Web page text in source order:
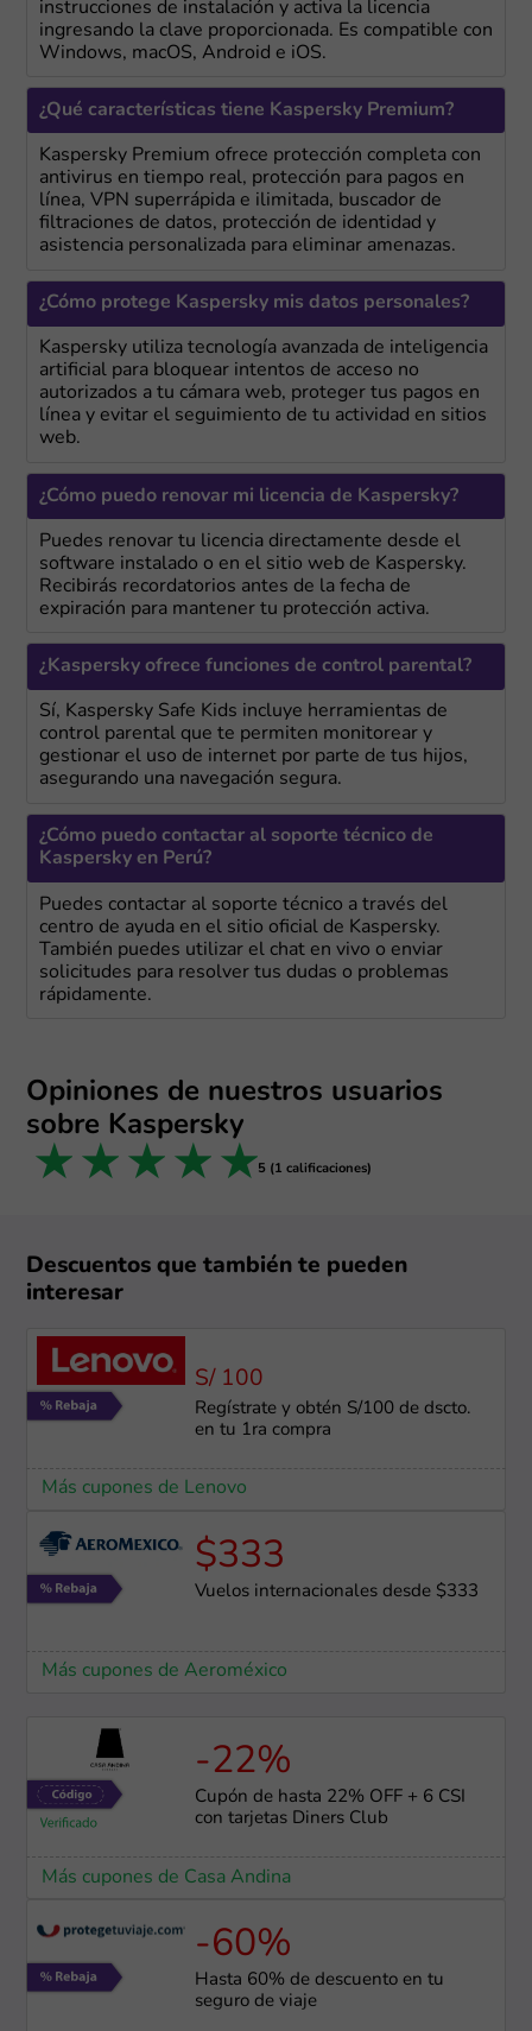
instrucciones de instalación y activa la licencia
ingresando la clave proporcionada. Es compatible con
Windows, macOS, Android e iOS.
¿Qué características tiene Kaspersky Premium?
Kaspersky Premium ofrece protección completa con
antivirus en tiempo real, protección para pagos en
línea, VPN superrápida e ilimitada, buscador de
filtraciones de datos, protección de identidad y
asistencia personalizada para eliminar amenazas.
¿Cómo protege Kaspersky mis datos personales?
Kaspersky utiliza tecnología avanzada de inteligencia
artificial para bloquear intentos de acceso no
autorizados a tu cámara web, proteger tus pagos en
línea y evitar el seguimiento de tu actividad en sitios
web.
¿Cómo puedo renovar mi licencia de Kaspersky?
Puedes renovar tu licencia directamente desde el
software instalado o en el sitio web de Kaspersky.
Recibirás recordatorios antes de la fecha de
expiración para mantener tu protección activa.
¿Kaspersky ofrece funciones de control parental?
Sí, Kaspersky Safe Kids incluye herramientas de
control parental que te permiten monitorear y
gestionar el uso de internet por parte de tus hijos,
asegurando una navegación segura.
¿Cómo puedo contactar al soporte técnico de
Kaspersky en Perú?
Puedes contactar al soporte técnico a través del
centro de ayuda en el sitio oficial de Kaspersky.
También puedes utilizar el chat en vivo o enviar
solicitudes para resolver tus dudas o problemas
rápidamente.
Opiniones de nuestros usuarios
sobre Kaspersky
5 stars
4 stars
3 stars
2 stars
1 star 5 (1 calificaciones)
Descuentos que también te pueden
interesar
S/ 100
Regístrate y obtén S/100 de dscto.
en tu 1ra compra
Más cupones de Lenovo
$333
Vuelos internacionales desde $333
Más cupones de Aeroméxico
-22%
Cupón de hasta 22% OFF + 6 CSI
con tarjetas Diners Club
Más cupones de Casa Andina
-60%
Hasta 60% de descuento en tu
seguro de viaje